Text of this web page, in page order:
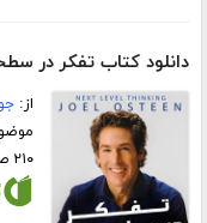
دانلود کتاب تفکر در
از:
۲۱۰ صفحه